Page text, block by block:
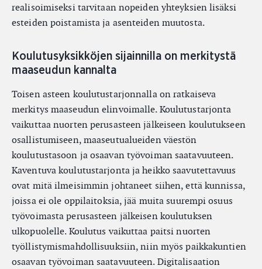
realisoimiseksi tarvitaan nopeiden yhteyksien lisäksi
esteiden poistamista ja asenteiden muutosta.
Koulutusyksikköjen sijainnilla on merkitystä
maaseudun kannalta
Toisen asteen koulutustarjonnalla on ratkaiseva
merkitys maaseudun elinvoimalle. Koulutustarjonta
vaikuttaa nuorten perusasteen jälkeiseen koulutukseen
osallistumiseen, maaseutualueiden väestön
koulutustasoon ja osaavan työvoiman saatavuuteen.
Kaventuva koulutustarjonta ja heikko saavutettavuus
ovat mitä ilmeisimmin johtaneet siihen, että kunnissa,
joissa ei ole oppilaitoksia, jää muita suurempi osuus
työvoimasta perusasteen jälkeisen koulutuksen
ulkopuolelle. Koulutus vaikuttaa paitsi nuorten
työllistymismahdollisuuksiin, niin myös paikkakuntien
osaavan työvoiman saatavuuteen. Digitalisaation